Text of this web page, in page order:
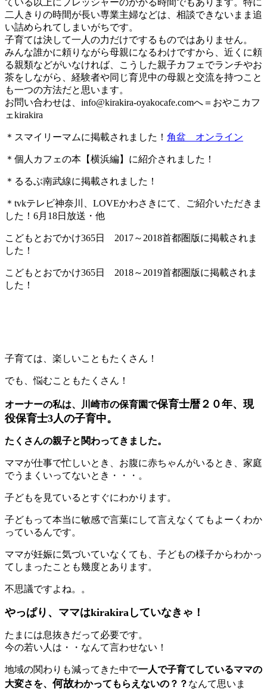
ている以上にプレッシャーのかかる時間でもあります。特に
二人きりの時間が長い専業主婦などは、相談できないまま追
い詰められてしまいがちです。
子育ては決して一人の力だけでするものではありません。
みんな誰かに頼りながら母親になるわけですから、近くに頼
る親類などがいなければ、こうした親子カフェでランチやお
茶をしながら、経験者や同じ育児中の母親と交流を持つこと
も一つの方法だと思います。
お問い合わせは、 info@kirakira-oyakocafe.comへ＝おやこカフ
ェkirakira
＊スマイリーマムに掲載されました！ 角盆 オンライン
＊個人カフェの本【横浜編】に紹介されました！
＊るるぶ南武線に掲載されました！
＊tvkテレビ神奈川、LOVEかわさきにて、ご紹介いただきま
した！6月18日放送・他
こどもとおでかけ365日 2017～2018首都圏版に掲載されま
した！
こどもとおでかけ365日 2018～2019首都圏版に掲載されま
した！
子育ては、楽しいこともたくさん！
でも、悩むこともたくさん！
オーナーの私は、川崎市の保育園で保育士暦２０年、現
役保育士3人の子育中。
たくさんの親子と関わってきました。
ママが仕事で忙しいとき、お腹に赤ちゃんがいるとき、家庭
でうまくいってないとき・・・。
子どもを見ているとすぐにわかります。
子どもって本当に敏感で言葉にして言えなくてもよーくわか
っているんです。
ママが妊娠に気づいていなくても、子どもの様子からわかっ
てしまったことも幾度とあります。
不思議ですよね。。
やっぱり、ママはkirakiraしていなきゃ！
たまには息抜きだって必要です。
今の若い人は・・なんて言わせない！
地域の関わりも減ってきた中で一人で子育てしているママの
大変さを、 何故わかってもらえないの？？ なんて思いま